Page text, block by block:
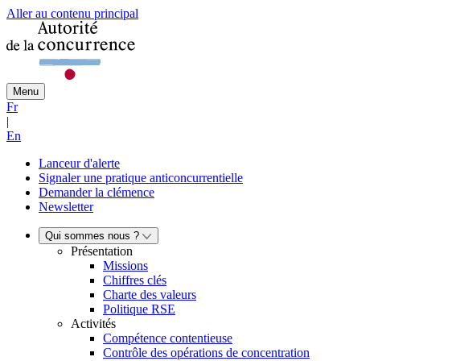
Aller au contenu principal
Menu
Fr
|
En
Lanceur d'alerte
Signaler une pratique anticoncurrentielle
Demander la clémence
Newsletter
Qui sommes nous ?
Présentation
Missions
Chiffres clés
Charte des valeurs
Politique RSE
Activités
Compétence contentieuse
Contrôle des opérations de concentration